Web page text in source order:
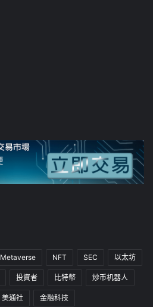
Metaverse NFT SEC 以太坊
投資者 比特幣 炒币机器人
美通社 金融科技